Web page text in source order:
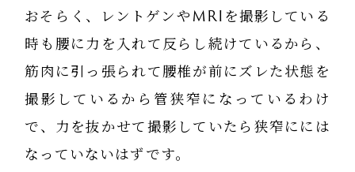
おそらく、レントゲンやMRIを撮影している
時も腰に力を入れて反らし続けているから、
筋肉に引っ張られて腰椎が前にズレた状態を
撮影しているから管狭窄になっているわけ
で、力を抜かせて撮影していたら狭窄にには
なっていないはずです。